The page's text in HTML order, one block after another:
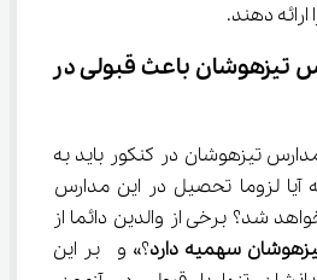
تیزهوشان باعث قبولی در
تیزهوشان در کنکور باید به
آیا لزوما تحصیل در این مدارس
شد؟ برخی از والدین دائما از
سهمیه دارد؟» و  بر این